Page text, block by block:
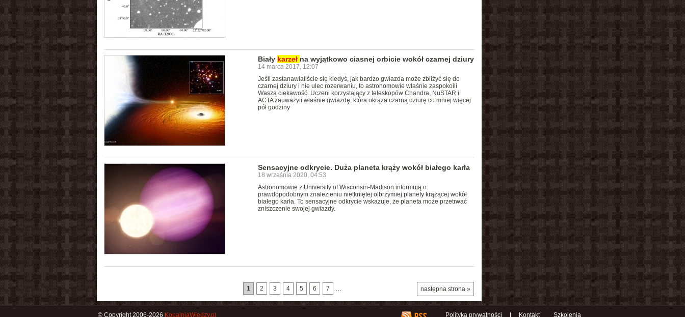
Biały karzeł na wyjątkowo ciasnej orbicie wokół czarnej dziury
14 marca 2017, 12:07
Jeśli zastanawialiście się kiedyś, jak bardzo gwiazda może zbliżyć się do
czarnej dziury i nie ulec rozerwaniu, to astronomowie właśnie zaspokoili
Waszą ciekawość. Uczeni korzystający z teleskopów Chandra, NuSTAR i
ACTA zauważyli właśnie gwiazdę, która okrąża czarną dziurę co mniej więcej
pół godziny
Sensacyjne odkrycie. Duża planeta krąży wokół białego karła
18 września 2020, 04:53
Astronomowie z University of Wisconsin-Madison informują o
prawdopodobnym znalezieniu nietkniętej olbrzymiej planety krążącej wokół
białego karła. To sensacyjne odkrycie wskazuje, że planeta może przetrwać
zniszczenie swojej gwiazdy.
następna strona »
1 2 3 4 5 6 7 …
Polityka prywatności Kontakt Szkolenia
© Copyright 2006-2026 KopalniaWiedzy.pl